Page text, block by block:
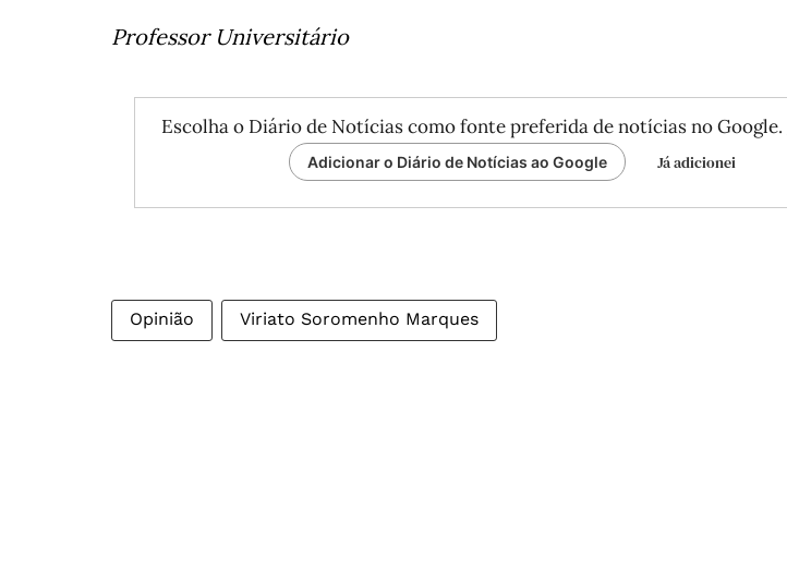
Professor Universitário
Escolha o Diário de Notícias como fonte preferida de notícias no Google.
Adicionar o Diário de Notícias ao Google Já adicionei
Opinião Viriato Soromenho Marques